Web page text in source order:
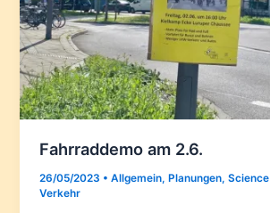
Fahrraddemo am 2.6.
26/05/2023 •Allgemein,Planungen,
Verkehr